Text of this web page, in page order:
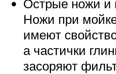
Острые ножи и
Ножи при
имеют
а частички
засоряют